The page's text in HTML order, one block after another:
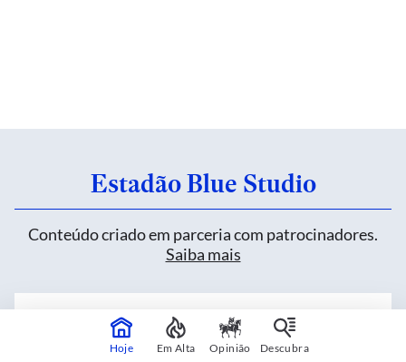
Estadão Blue Studio
Conteúdo criado em parceria com patrocinadores.
Saiba mais
Nova retroescavadeira JCB 3CX PLUS
define uma nova era nas operações de
Hoje Em Alta Opinião Descubra